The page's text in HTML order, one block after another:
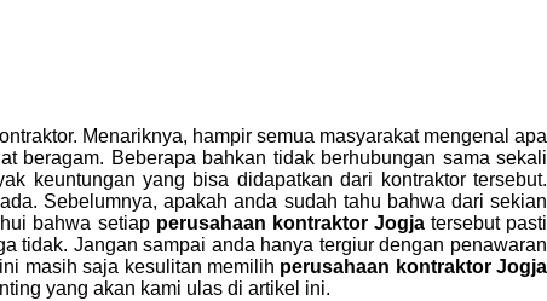
Menariknya, hampir semua masyarakat mengenal apa
beragam. Beberapa bahkan tidak berhubungan sama sekali
keuntungan yang bisa didapatkan dari kontraktor tersebut.
Sebelumnya, apakah anda sudah tahu bahwa dari sekian
bahwa setiap perusahaan kontraktor Jogja tersebut pasti
tidak. Jangan sampai anda hanya tergiur dengan penawaran
masih saja kesulitan memilih perusahaan kontraktor Jogja
yang akan kami ulas di artikel ini.